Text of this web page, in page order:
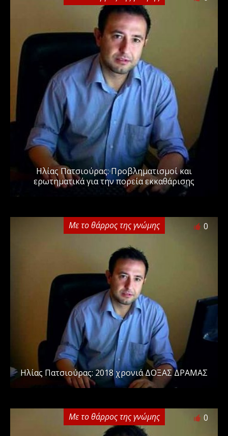
Ηλίας Πατσιούρας: Προβληματισμοί και
ερωτηματικά για την πορεία εκκαθάρισης
Με το θάρρος της γνώμης 0
Ηλίας Πατσιούρας: 2018 χρονιά ΔΟΞΑΣ ΔΡΑΜΑΣ
Με το θάρρος της γνώμης 0